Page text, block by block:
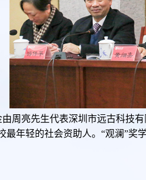
由周亮先生代表深圳市远古科技
最年轻的社会资助人。“观澜”奖